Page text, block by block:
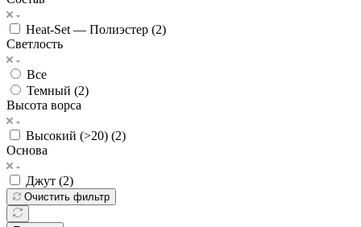
Heat-Set — Полиэстер (2)
Светлость
Все
Темный (2)
Высота ворса
Высокий (>20) (2)
Основа
Джут (2)
Очистить фильтр